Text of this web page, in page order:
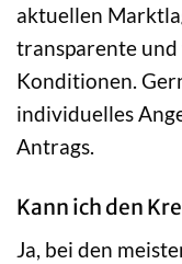
aktuellen
transparente
Konditionen.
individuelles
Antrags.
Kann ich den
Ja, bei den